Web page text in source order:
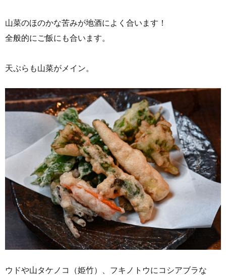
山菜のほのかな苦みが地酒によく合います！
全般的にご飯にも合います。
天ぷらも山菜がメイン。
ウドや山タケノコ（姫竹）、フキノトウにコシアブラな